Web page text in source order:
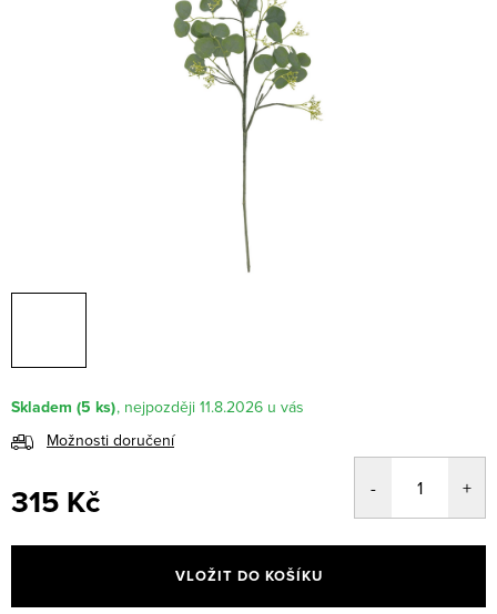
Skladem (5 ks)
11.8.2026
Možnosti doručení
315 Kč
cena:
VLOŽIT DO KOŠÍKU